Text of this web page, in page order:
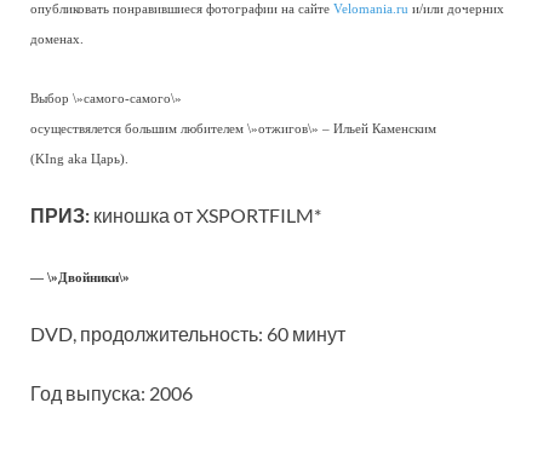
опубликовать понравившиеся фотографии на сайте Velomania.ru и/или дочерних
доменах.
Выбор \»самого-самого\»
осуществялется большим любителем \»отжигов\» – Ильей Каменским
(KIng аka Царь).
ПРИЗ: киношка от XSPORTFILM*
— \»Двойники\»
DVD, продолжительность: 60 минут
Год выпуска: 2006